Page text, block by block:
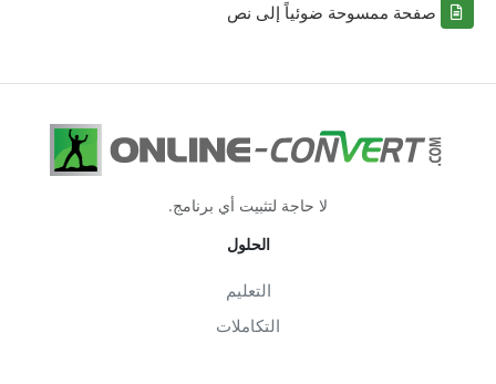
صفحة ممسوحة ضوئياً إلى نص
لا حاجة لتثبيت أي برنامج.
الحلول
التعليم
التكاملات